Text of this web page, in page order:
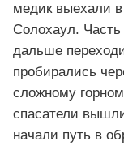
медик выехали
Солохаул.
дальше
пробирались
сложному
спасатели
начали путь в